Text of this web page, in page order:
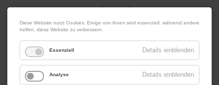
08. August 2026 Impressum|Kontakt|Datenschutz
Werbung
Diese Website nutzt Cookies. Einige von ihnen sind essenziell, während andere
helfen, diese Website zu verbessern.
Essenziell Details einblenden
Analyse Details einblenden